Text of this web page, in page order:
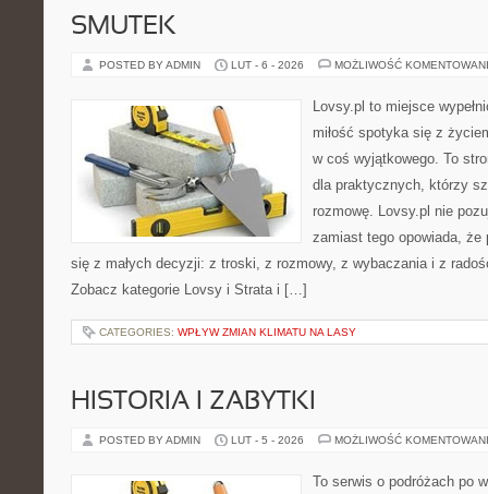
SMUTEK
POSTED BY ADMIN LUT - 6 - 2026 MOŻLIWOŚĆ
Lovsy.pl to miejsce
miłość spotyka się z
w coś wyjątkowego. To
dla praktycznych, którzy
rozmowę. Lovsy.pl nie
zamiast tego opowiada, że
się z małych decyzji: z troski, z rozmowy, z wybaczania i z
Zobacz kategorie Lovsy i Strata i […]
CATEGORIES: WPŁYW ZMIAN KLIMATU NA LASY
HISTORIA I ZABYTKI
POSTED BY ADMIN LUT - 5 - 2026 MOŻLIWOŚĆ
To serwis o podróżach po